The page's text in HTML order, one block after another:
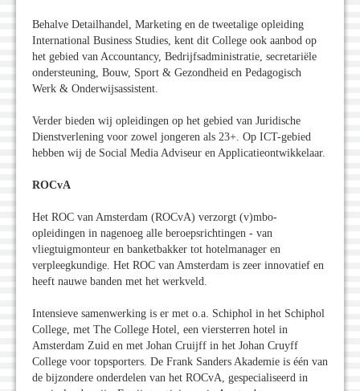
Behalve Detailhandel, Marketing en de tweetalige opleiding
International Business Studies, kent dit College ook aanbod op
het gebied van Accountancy, Bedrijfsadministratie, secretariële
ondersteuning, Bouw, Sport & Gezondheid en Pedagogisch
Werk & Onderwijsassistent.
Verder bieden wij opleidingen op het gebied van Juridische
Dienstverlening voor zowel jongeren als 23+. Op ICT-gebied
hebben wij de Social Media Adviseur en Applicatieontwikkelaar.
ROCvA
Het ROC van Amsterdam (ROCvA) verzorgt (v)mbo-
opleidingen in nagenoeg alle beroepsrichtingen - van
vliegtuigmonteur en banketbakker tot hotelmanager en
verpleegkundige. Het ROC van Amsterdam is zeer innovatief en
heeft nauwe banden met het werkveld.
Intensieve samenwerking is er met o.a. Schiphol in het Schiphol
College, met The College Hotel, een viersterren hotel in
Amsterdam Zuid en met Johan Cruijff in het Johan Cruyff
College voor topsporters. De Frank Sanders Akademie is één van
de bijzondere onderdelen van het ROCvA, gespecialiseerd in